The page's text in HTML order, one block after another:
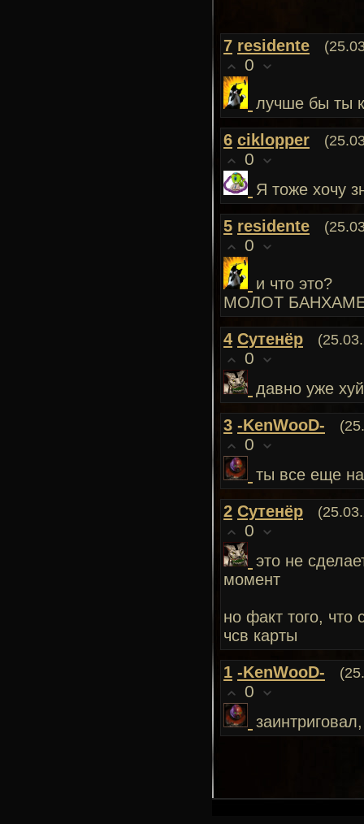
7 residente
0
лучше бы ты
6 ciklopper
0
Я тоже хочу
5 residente
0
и что это?
МОЛОТ
4 Сутенёр
0
давно уже хуй
3 -KenWooD-
0
ты все еще
2 Сутенёр
0
это не
момент
но факт того, что
чсв карты
1 -KenWooD-
0